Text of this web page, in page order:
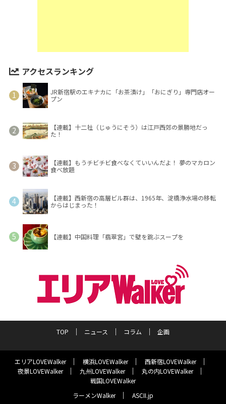
アクセスランキング
JR新宿駅のエキナカに「お茶漬け」「おにぎり」専門店オー
プン
【連載】十二社（じゅうにそう）は江戸西郊の景勝地だっ
た！
【連載】もうチビチビ食べなくていいんだよ！ 夢のマカロン
食べ放題
【連載】西新宿の高層ビル群は、1965年、淀橋浄水場の移転
からはじまった！
【連載】中国料理「翡翠宮」で壁を跳ぶスープを
TOP ニュース コラム 企画
エリアLOVEWalker 横浜LOVEWalker
西新宿LOVEWalker
夜景LOVEWalker
九州LOVEWalker
丸の内LOVEWalker
戦国LOVEWalker
ラーメンWalker
ASCII.jp